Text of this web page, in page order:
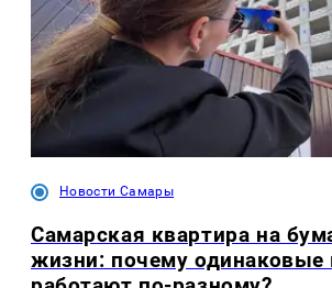
Новости Самары
Самарская квартира на
жизни: почему